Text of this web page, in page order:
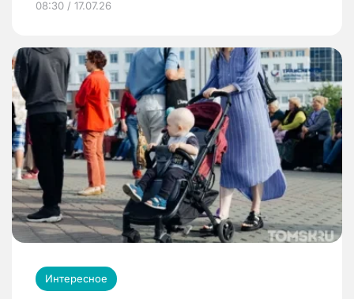
08:30 / 17.07.26
Интересное